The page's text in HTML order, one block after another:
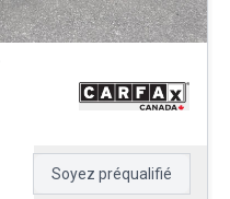
Soyez préqualifié